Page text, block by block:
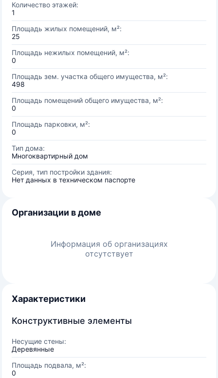
Количество этажей:
1
Площадь жилых помещений, м²:
25
Площадь нежилых помещений, м²:
0
Площадь зем. участка общего имущества, м²:
498
Площадь помещений общего имущества, м²:
0
Площадь парковки, м²:
0
Тип дома:
Многоквартирный дом
Серия, тип постройки здания:
Нет данных в техническом паспорте
Организации в доме
Информация об организациях
отсутствует
Характеристики
Конструктивные элементы
Несущие стены:
Деревянные
Площадь подвала, м²:
0